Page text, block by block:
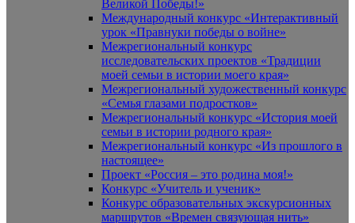
Великой Победы!»
Международный конкурс «Интерактивный
урок «Правнуки победы о войне»
Межрегиональный конкурс
исследовательских проектов «Традиции
моей семьи в истории моего края»
Межрегиональный художественный конкурс
«Семья глазами подростков»
Межрегиональный конкурс «История моей
семьи в истории родного края»
Межрегиональный конкурс «Из прошлого в
настоящее»
Проект «Россия – это родина моя!»
Конкурс «Учитель и ученик»
Конкурс образовательных экскурсионных
маршрутов «Времен связующая нить»